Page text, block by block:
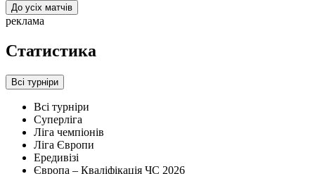
До усіх матчів
реклама
Статистика
Всі турніри
Всі турніри
Суперліга
Ліга чемпіонів
Ліга Європи
Ередивізі
Європа – Кваліфікація ЧС 2026